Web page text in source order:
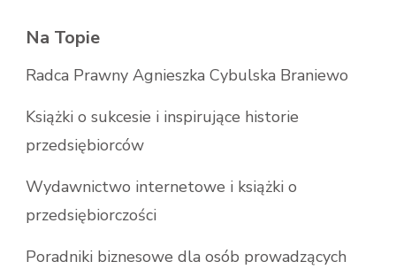
Na Topie
Radca Prawny Agnieszka Cybulska Braniewo
Książki o sukcesie i inspirujące historie
przedsiębiorców
Wydawnictwo internetowe i książki o
przedsiębiorczości
Poradniki biznesowe dla osób prowadzących